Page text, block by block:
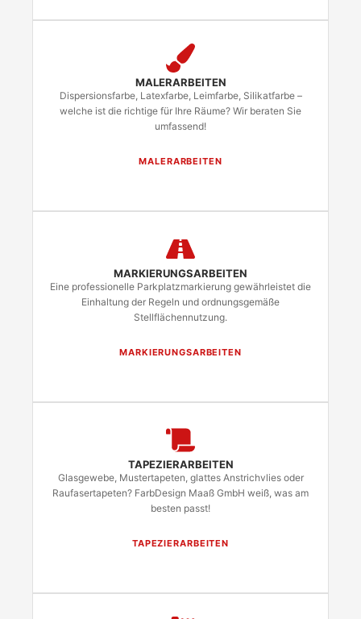
MALERARBEITEN
Dispersionsfarbe, Latexfarbe, Leimfarbe, Silikatfarbe –
welche ist die richtige für Ihre Räume? Wir beraten Sie
umfassend!
MALERARBEITEN
MARKIERUNGSARBEITEN
Eine professionelle Parkplatzmarkierung gewährleistet die
Einhaltung der Regeln und ordnungsgemäße
Stellflächennutzung.
MARKIERUNGSARBEITEN
TAPEZIERARBEITEN
Glasgewebe, Mustertapeten, glattes Anstrichvlies oder
Raufasertapeten? FarbDesign Maaß GmbH weiß, was am
besten passt!
TAPEZIERARBEITEN